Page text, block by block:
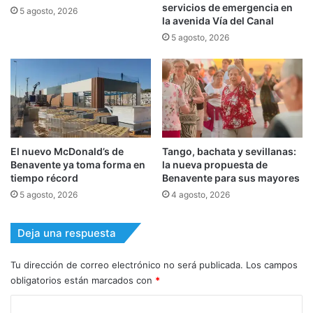
5 agosto, 2026
servicios de emergencia en
la avenida Vía del Canal
5 agosto, 2026
El nuevo McDonald’s de
Benavente ya toma forma en
tiempo récord
5 agosto, 2026
Tango, bachata y sevillanas:
la nueva propuesta de
Benavente para sus mayores
4 agosto, 2026
Deja una respuesta
Tu dirección de correo electrónico no será publicada. Los campos
obligatorios están marcados con *